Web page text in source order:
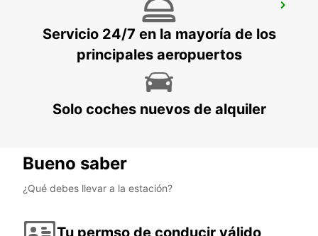
CHICLANA DE LA FRONTERA - SPAIN
Servicio 24/7 en la mayoría de los
principales aeropuertos
Solo coches nuevos de alquiler
Bueno saber
¿Qué debes llevar a la estación?
Tu permso de conducir válido